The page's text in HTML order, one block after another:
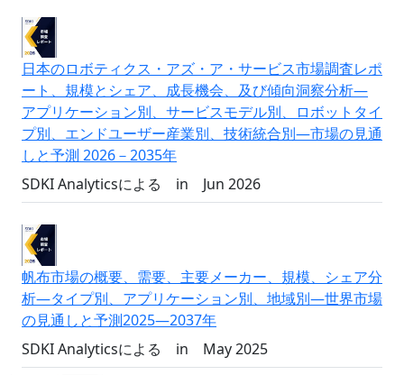
日本のロボティクス・アズ・ア・サービス市場調査レポ
ート、規模とシェア、成長機会、及び傾向洞察分析―
アプリケーション別、サービスモデル別、ロボットタイ
プ別、エンドユーザー産業別、技術統合別―市場の見通
しと予測 2026－2035年
SDKI Analyticsによる
in Jun 2026
帆布市場の概要、需要、主要メーカー、規模、シェア分
析―タイプ別、アプリケーション別、地域別―世界市場
の見通しと予測2025―2037年
SDKI Analyticsによる
in May 2025